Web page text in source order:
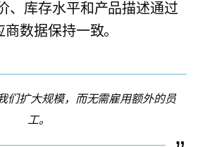
、库存水平和产品描述通过
数据保持一致。
们扩大规模，而无需雇用额外的员
工。